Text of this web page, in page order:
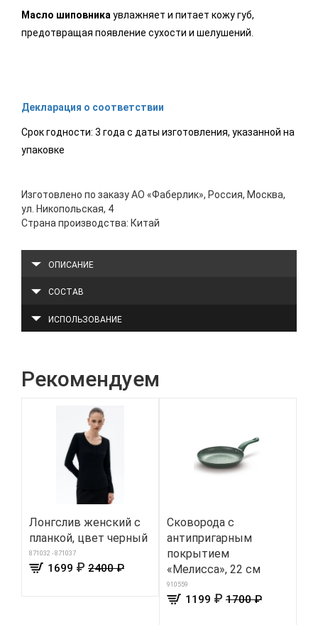
Масло шиповника увлажняет и питает кожу губ,
предотвращая появление сухости и шелушений.
Декларация о соответствии
Срок годности: 3 года с даты изготовления, указанной на
упаковке
Изготовлено по заказу АО «Фаберлик», Россия, Москва,
ул. Никопольская, 4
Страна производства: Китай
ОПИСАНИЕ
СОСТАВ
ИСПОЛЬЗОВАНИЕ
Рекомендуем
Лонгслив женский с
планкой, цвет черный
871032 - 871037
1699 ₽ 2400 ₽
Сковорода с
антипригарным
покрытием
«Мелисса», 22 см
910559
1199 ₽ 1700 ₽